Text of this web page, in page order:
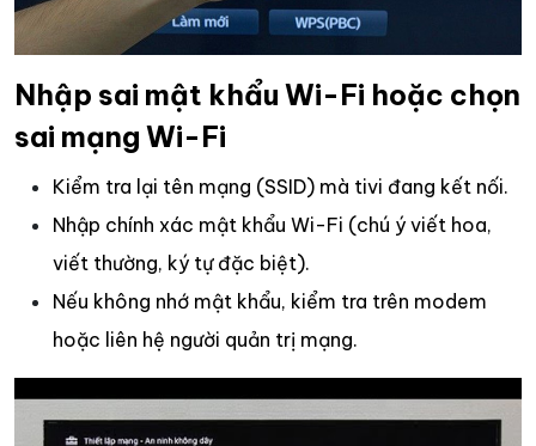
Nhập sai mật khẩu Wi-Fi hoặc chọn
sai mạng Wi-Fi
Kiểm tra lại tên mạng (SSID) mà tivi đang kết nối.
Nhập chính xác mật khẩu Wi-Fi (chú ý viết hoa,
viết thường, ký tự đặc biệt).
Nếu không nhớ mật khẩu, kiểm tra trên modem
hoặc liên hệ người quản trị mạng.